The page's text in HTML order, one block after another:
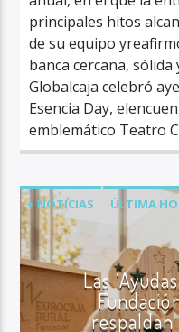
principales hitos
de su equipo
banca cercana,
Globalcaja celebró
Esencia Day,
emblemático Teatro
+ NOTICIAS ÚLTIMA
Las